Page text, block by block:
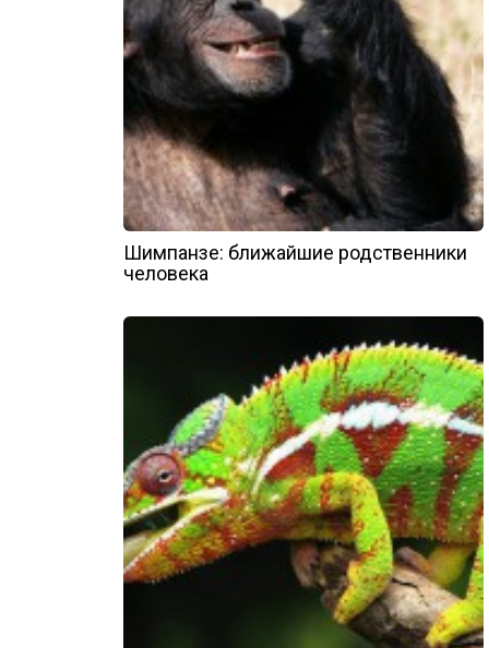
Шимпанзе: ближайшие родственники
человека